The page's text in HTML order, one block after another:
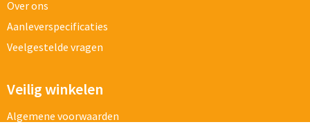
Over ons
Aanleverspecificaties
Veelgestelde vragen
Veilig winkelen
Algemene voorwaarden